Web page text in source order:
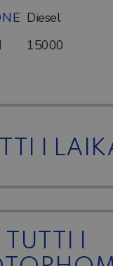
Diesel
15000
I
TUTTI I